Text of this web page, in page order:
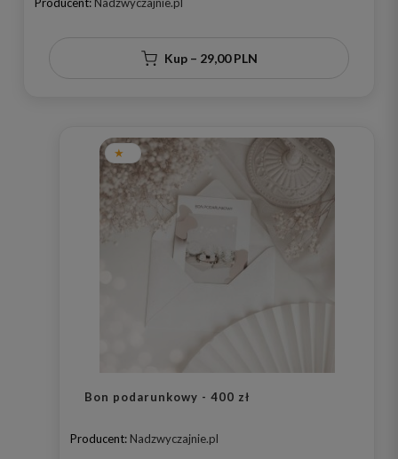
Kup – 29,00 PLN
Bon podarunkowy - 400 zł
Producent: Nadzwyczajnie.pl